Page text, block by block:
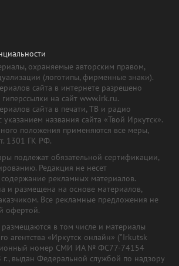
охраняемые авторским правом,
(логотипы, фирменные знаки).
сайта в интернете разрешено
на сайт www.irk.ru.
сайта в печати, ТВ и радио
названия сайта «Твой Иркутск».
положения применяются все меры,
1301 ГК РФ.
подлежат обязательной сертификации,
Редакция не несет
содержание рекламных материалов.
и размещена на основе материалов,
Все рекламные предложения не
офертой.
в том числе и материалы
агентства «Иркутск онлайн» ("Irkutsk
номер СМИ ИА № ФС77-74154
выдан Федеральной службой по надзору